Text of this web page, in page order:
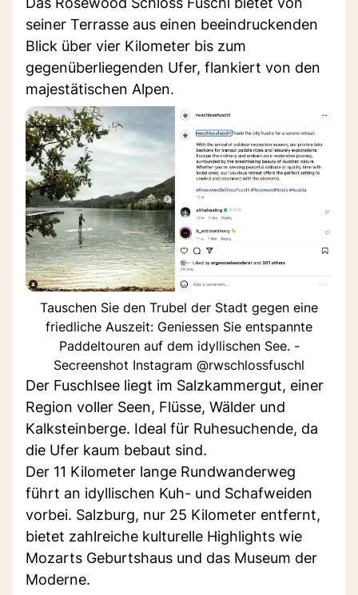
seiner Terrasse aus einen beeindruckenden
Blick über vier Kilometer bis zum
gegenüberliegenden Ufer, flankiert von den
majestätischen Alpen.
Tauschen Sie den Trubel der Stadt gegen eine
friedliche Auszeit: Geniessen Sie entspannte
Paddeltouren auf dem idyllischen See. -
Secreenshot Instagram @rwschlossfuschl
Der Fuschlsee liegt im Salzkammergut, einer
Region voller Seen, Flüsse, Wälder und
Kalksteinberge. Ideal für Ruhesuchende, da
die Ufer kaum bebaut sind.
Der 11 Kilometer lange Rundwanderweg
führt an idyllischen Kuh- und Schafweiden
vorbei. Salzburg, nur 25 Kilometer entfernt,
bietet zahlreiche kulturelle Highlights wie
Mozarts Geburtshaus und das Museum der
Moderne.